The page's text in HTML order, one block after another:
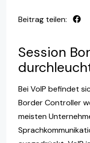
Beitrag teilen:
Session
Bei VoIP befindet
Border Controller
meisten